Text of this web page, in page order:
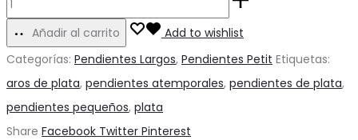
Añadir al carrito
Add to wishlist
Categorías: Pendientes Largos, Pendientes Petit Etiquetas:
aros de plata, pendientes atemporales, pendientes de plata,
pendientes pequeños, plata
Share Facebook Twitter Pinterest